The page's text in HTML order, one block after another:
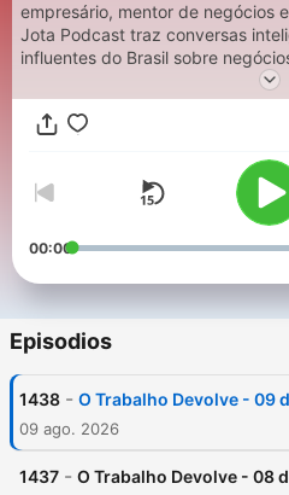
empresário, mentor de negócios
Jota Podcast traz conversas
influentes do Brasil sobre
episódio. 🎧 Todos os dias, às
Devolve, áudios curtos com
com clareza, disciplina e boas
00:00
Episodios
1438 - O Trabalho Devolve - 09
09 ago. 2026
1437 - O Trabalho Devolve - 08